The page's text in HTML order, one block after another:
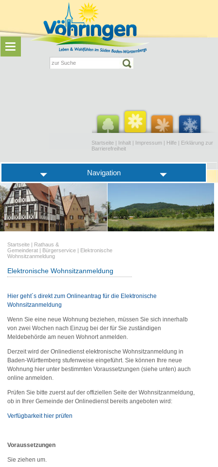
Startseite | Inhalt | Impressum | Hilfe | Erklärung zur
Barrierefreiheit
Navigation
Startseite | Rathaus &
Gemeinderat | Bürgerservice | Elektronische
Wohnsitzanmeldung
Elektronische Wohnsitzanmeldung
Hier geht´s direkt zum Onlineantrag für die Elektronische
Wohnsitzanmeldung
Wenn Sie eine neue Wohnung beziehen, müssen Sie sich innerhalb
von zwei Wochen nach Einzug bei der für Sie zuständigen
Meldebehörde am neuen Wohnort anmelden.
Derzeit wird der Onlinedienst elektronische Wohnsitzanmeldung in
Baden-Württemberg stufenweise eingeführt. Sie können Ihre neue
Wohnung hier unter bestimmten Voraussetzungen (siehe unten) auch
online anmelden.
Prüfen Sie bitte zuerst auf der offiziellen Seite der Wohnsitzanmeldung,
ob in Ihrer Gemeinde der Onlinedienst bereits angeboten wird:
Verfügbarkeit hier prüfen
Voraussetzungen
Sie ziehen um.